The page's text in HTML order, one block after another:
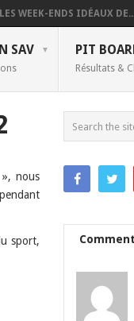
LES WEEK-ENDS IDÉAUX
SAV PIT
Résultats &
nous
sport,